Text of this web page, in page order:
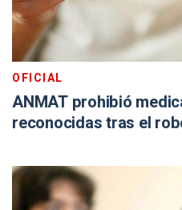
OFICIAL
ANMAT prohibió
reconocidas tras el